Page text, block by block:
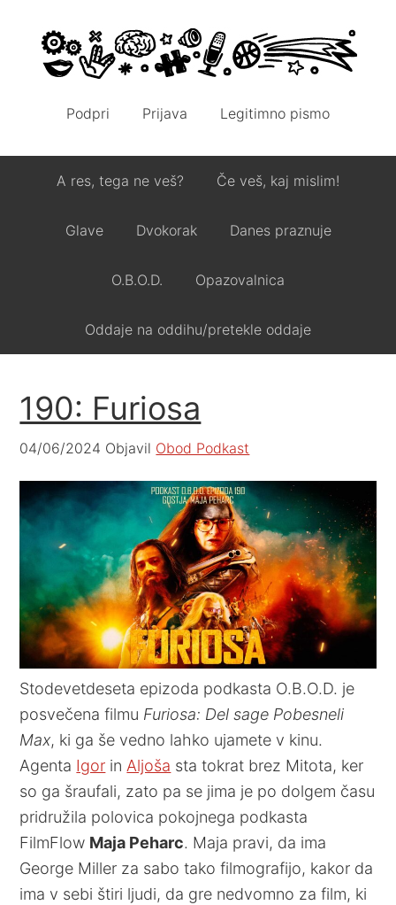
Podpri Prijava Legitimno pismo
A res, tega ne veš? Če veš, kaj mislim!
Glave Dvokorak Danes praznuje
O.B.O.D. Opazovalnica
Oddaje na oddihu/pretekle oddaje
190: Furiosa
04/06/2024 Objavil Obod Podkast
Stodevetdeseta epizoda podkasta O.B.O.D. je
posvečena filmu Furiosa: Del sage Pobesneli
Max, ki ga še vedno lahko ujamete v kinu.
Agenta Igor in Aljoša sta tokrat brez Mitota, ker
so ga šraufali, zato pa se jima je po dolgem času
pridružila polovica pokojnega podkasta
FilmFlow Maja Peharc. Maja pravi, da ima
George Miller za sabo tako filmografijo, kakor da
ima v sebi štiri ljudi, da gre nedvomno za film, ki